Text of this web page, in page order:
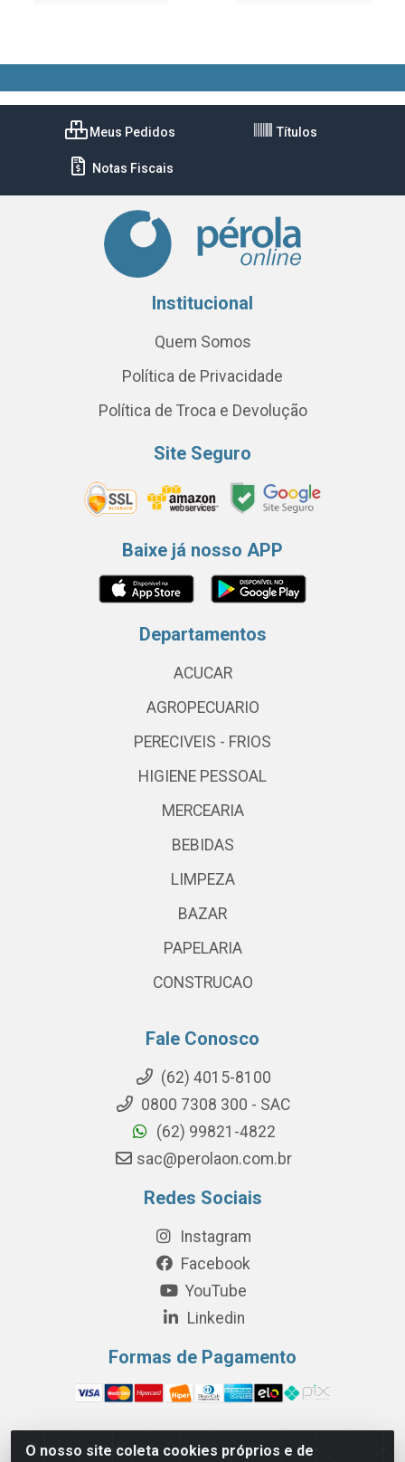
O nosso site coleta cookies próprios e de
Meus Pedidos Títulos
Notas Fiscais
Institucional
Quem Somos
Política de Privacidade
Política de Troca e Devolução
Site Seguro
Baixe já nosso APP
Departamentos
ACUCAR
AGROPECUARIO
PERECIVEIS - FRIOS
HIGIENE PESSOAL
MERCEARIA
BEBIDAS
LIMPEZA
BAZAR
PAPELARIA
CONSTRUCAO
Fale Conosco
(62) 4015-8100
0800 7308 300 - SAC
(62) 99821-4822
sac@perolaon.com.br
Redes Sociais
Instagram
Facebook
YouTube
Linkedin
Formas de Pagamento